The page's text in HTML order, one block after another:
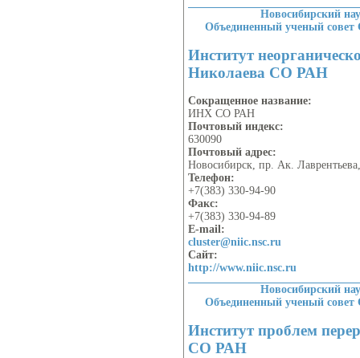
Новосибирский
Объединенный ученый
Институт
Николаева СО РАН
Сокращенное название:
ИНХ СО РАН
Почтовый индекс:
630090
Почтовый адрес:
Новосибирск, пр. Ак.
Телефон:
+7(383) 330-94-90
Факс:
+7(383) 330-94-89
E-mail:
cluster@niic.nsc.ru
Сайт:
http://www.niic.nsc.ru
Новосибирский
Объединенный ученый
Институт проблем
СО РАН